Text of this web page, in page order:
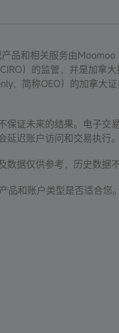
品和相关服务由
）的监管，并是加拿
，简称OEO）的加拿大
证未来的结果。电子交
迟账户访问和交易执行。
据仅供参考，历史数据
品和账户类型是否适合